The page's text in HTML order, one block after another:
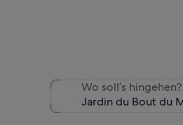
Wo soll’s hingehen?